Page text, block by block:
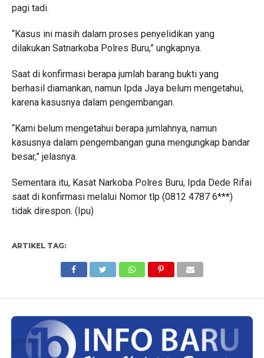
pagi tadi.
“Kasus ini masih dalam proses penyelidikan yang
dilakukan Satnarkoba Polres Buru,” ungkapnya.
Saat di konfirmasi berapa jumlah barang bukti yang
berhasil diamankan, namun Ipda Jaya belum mengetahui,
karena kasusnya dalam pengembangan.
“Kami belum mengetahui berapa jumlahnya, namun
kasusnya dalam pengembangan guna mengungkap bandar
besar,” jelasnya.
Sementara itu, Kasat Narkoba Polres Buru, Ipda Dede Rifai
saat di konfirmasi melalui Nomor tlp (0812 4787 6***)
tidak direspon. (Ipu)
ARTIKEL TAG: